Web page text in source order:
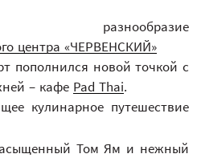
разнообразие
центра «ЧЕРВЕНСКИЙ»
пополнился новой точкой с
– кафе Pad Thai.
кулинарное путешествие
Том Ям и нежный